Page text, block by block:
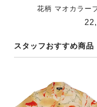
花柄 マオカラー
スタッフおすすめ商品